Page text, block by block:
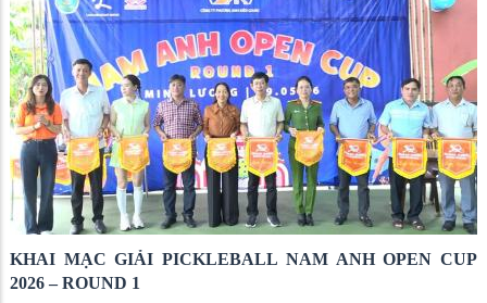
KHAI MẠC GIẢI PICKLEBALL NAM ANH OPEN CUP
2026 – ROUND 1